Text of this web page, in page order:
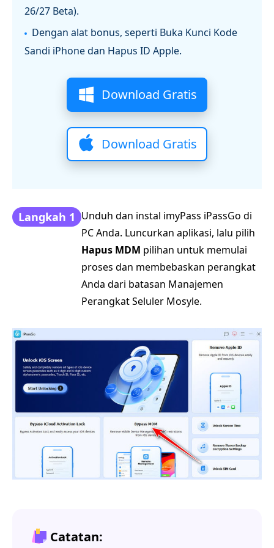
26/27 Beta).
Dengan alat bonus, seperti Buka Kunci Kode
Sandi iPhone dan Hapus ID Apple.
Download Gratis
Download Gratis
Langkah 1 Unduh dan instal imyPass iPassGo di
PC Anda. Luncurkan aplikasi, lalu pilih
Hapus MDM pilihan untuk memulai
proses dan membebaskan perangkat
Anda dari batasan Manajemen
Perangkat Seluler Mosyle.
Catatan: